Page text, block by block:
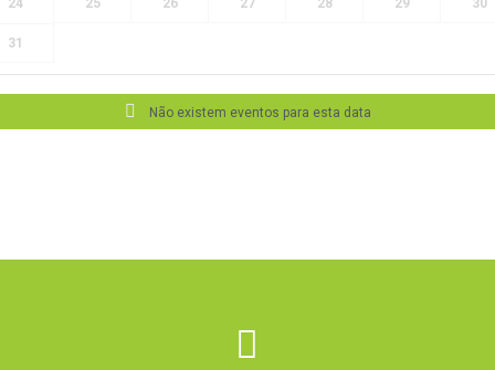
24 25 26 27 28 29 30
31
Não existem eventos para esta data